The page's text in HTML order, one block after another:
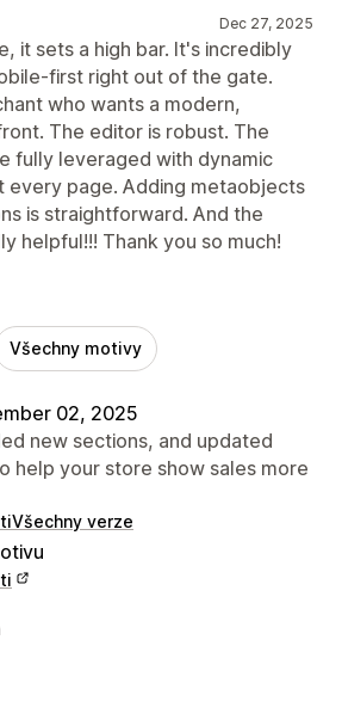
Dec 27, 2025
it sets a high bar. It's incredibly
first right out of the gate.
who wants a modern,
The editor is robust. The
fully leveraged with dynamic
every page. Adding metaobjects
is straightforward. And the
helpful!!! Thank you so much!
Všechny motivy
02, 2025
new sections, and updated
help your store show sales more
Všechny verze